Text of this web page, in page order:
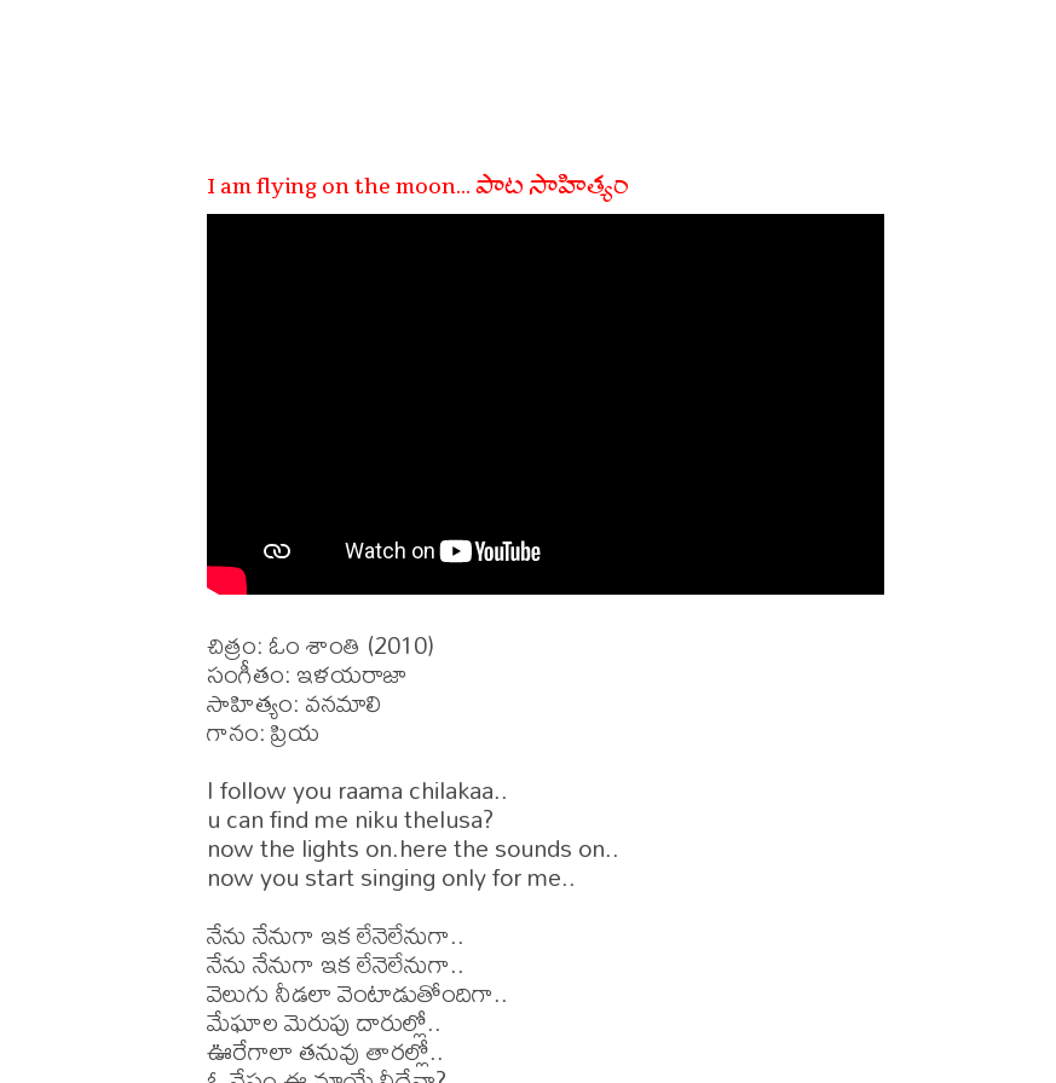
I am flying on the moon... పాట సాహిత్యం
చిత్రం: ఓం శాంతి (2010)
సంగీతం: ఇళయరాజా
సాహిత్యం: వనమాలి
గానం: ప్రియ
I follow you raama chilakaa..
u can find me niku thelusa?
now the lights on.here the sounds on..
now you start singing only for me..
నేను నేనుగా ఇక లేనెలేనుగా..
నేను నేనుగా ఇక లేనెలేనుగా..
వెలుగు నీడలా వెంటాడుతోందిగా..
మేఘాల మెరుపు దారుల్లో..
ఊరేగాలా తనువు తారల్లో..